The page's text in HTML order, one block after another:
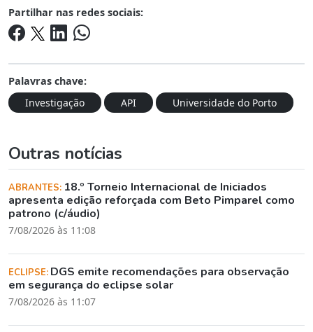
Partilhar nas redes sociais:
Palavras chave:
Investigação
API Universidade do Porto
Outras notícias
ABRANTES: 18.º Torneio Internacional de Iniciados
apresenta edição reforçada com Beto Pimparel como
patrono (c/áudio)
7/08/2026 às 11:08
ECLIPSE: DGS emite recomendações para observação
em segurança do eclipse solar
7/08/2026 às 11:07